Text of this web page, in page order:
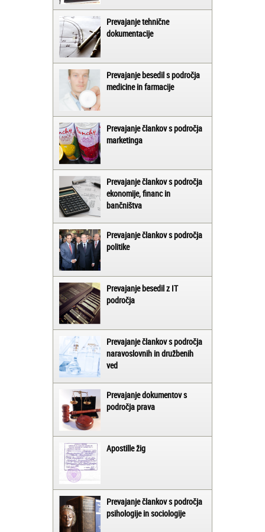
Prevajanje tehnične
dokumentacije
Prevajanje besedil s področja
medicine in farmacije
Prevajanje člankov s področja
marketinga
Prevajanje člankov s področja
ekonomije, financ in
bančništva
Prevajanje člankov s področja
politike
Prevajanje besedil z IT
področja
Prevajanje člankov s področja
naravoslovnih in družbenih
ved
Prevajanje dokumentov s
področja prava
Apostille žig
Prevajanje člankov s področja
psihologije in sociologije